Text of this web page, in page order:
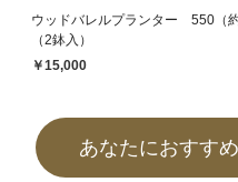
ウッドバレルプランター 550（
（2鉢入）
￥15,000
あなたにおすす